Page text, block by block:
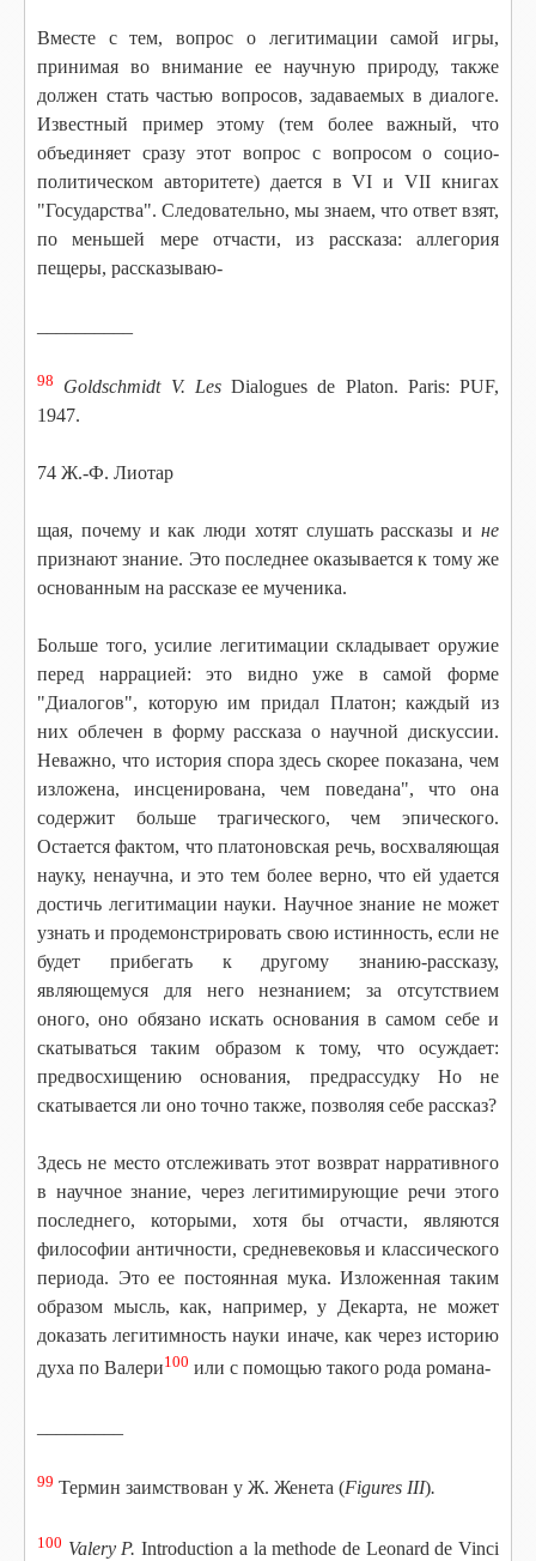
Вместе с тем, вопрос о легитимации самой игры,
принимая во внимание ее научную природу, также
должен стать частью вопросов, задаваемых в диалоге.
Известный пример этому (тем более важный, что
объединяет сразу этот вопрос с вопросом о социо-
политическом авторитете) дается в VI и VII книгах
"Государства". Следовательно, мы знаем, что ответ взят,
по меньшей мере отчасти, из рассказа: аллегория
пещеры, рассказываю-
98 Goldschmidt V. LesDialogues de Platon. Paris: PUF,
1947.
74 Ж.-Ф. Лиотар
щая, почему и как люди хотят слушать рассказы и не
признают знание. Это последнее оказывается к тому же
основанным на рассказе ее мученика.
Больше того, усилие легитимации складывает оружие
перед наррацией: это видно уже в самой форме
"Диалогов", которую им придал Платон; каждый из
них облечен в форму рассказа о научной дискуссии.
Неважно, что история спора здесь скорее показана, чем
изложена, инсценирована, чем поведана", что она
содержит больше трагического, чем эпического.
Остается фактом, что платоновская речь, восхваляющая
науку, ненаучна, и это тем более верно, что ей удается
достичь легитимации науки. Научное знание не может
узнать и продемонстрировать свою истинность, если не
будет прибегать к другому знанию-рассказу,
являющемуся для него незнанием; за отсутствием
оного, оно обязано искать основания в самом себе и
скатываться таким образом к тому, что осуждает:
предвосхищению основания, предрассудку Но не
скатывается ли оно точно также, позволяя себе рассказ?
Здесь не место отслеживать этот возврат нарративного
в научное знание, через легитимирующие речи этого
последнего, которыми, хотя бы отчасти, являются
философии античности, средневековья и классического
периода. Это ее постоянная мука. Изложенная таким
образом мысль, как, например, у Декарта, не может
доказать легитимность науки иначе, как через историю
духа по Валери100 или с помощью такого рода романа-
99 Термин заимствован у Ж. Женета (Figures III).
100 Valery P. Introduction a la methode de Leonard de Vinci